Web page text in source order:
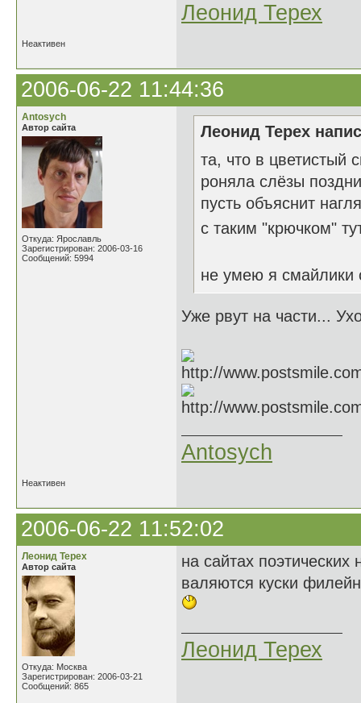
Леонид Терех
Неактивен
2006-06-22 11:44:36
Antosych
Автор сайта
Откуда: Ярославль
Зарегистрирован: 2006-03-16
Сообщений: 5994
Леонид Терех
та, что в цветистый
роняла слёзы
пусть объяснит
с таким "крючком"
не умею я смайлики
Уже рвут на части...
Antosych
Неактивен
2006-06-22 11:52:02
Леонид Терех
Автор сайта
Откуда: Москва
Зарегистрирован: 2006-03-21
Сообщений: 865
на сайтах поэтических
валяются куски
Леонид Терех